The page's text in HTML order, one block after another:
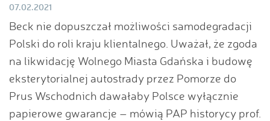
07.02.2021
Beck nie dopuszczał możliwości samodegradacji
Polski do roli kraju klientalnego. Uważał, że zgoda
na likwidację Wolnego Miasta Gdańska i budowę
eksterytorialnej autostrady przez Pomorze do
Prus Wschodnich dawałaby Polsce wyłącznie
papierowe gwarancje – mówią PAP historycy prof.